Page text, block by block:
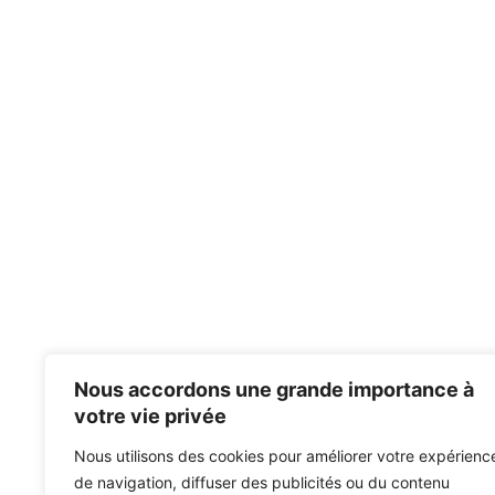
Nous accordons une grande importance à
votre vie privée
Nous utilisons des cookies pour améliorer votre
de navigation, diffuser des publicités ou du contenu